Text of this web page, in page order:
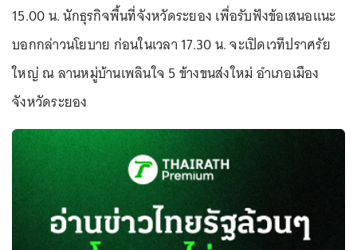
15.00 น. นักธุรกิจพื้นที่จังหวัดระยอง เพื่อรับฟังข้อเสนอแนะ
บอกกล่าวนโยบาย ก่อนในเวลา 17.30 น. จะเปิดเวทีปราศรัย
ใหญ่ ณ ลานหมู่บ้านเพลินใจ 5 ข้างขนส่งใหม่ อำเภอเมือง
จังหวัดระยอง